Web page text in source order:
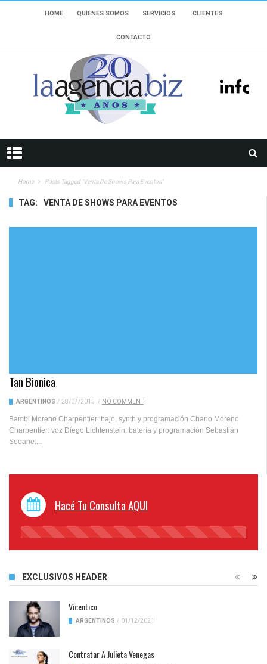
HOME QUIÉNES SOMOS SERVICIOS CLIENTES
CONTACTO
Home Posts Tagged "venta De Shows Para Eventos"
TAG: VENTA DE SHOWS PARA EVENTOS
Tan Bionica
ARGENTINOS / 28/07/2015 / NO COMMENT
Bambi Moreno Charpentier: bajo, synth y programación Chano Moreno
Charpentier: voz Diego Lichtenstein: batería y programación Sebastián
Seoane:...
Hacé Tu Consulta AQUI
45%
EXCLUSIVOS HEADER
Vicentico
ARGENTINOS / 01/12/2021
Contratar A Julieta Venegas